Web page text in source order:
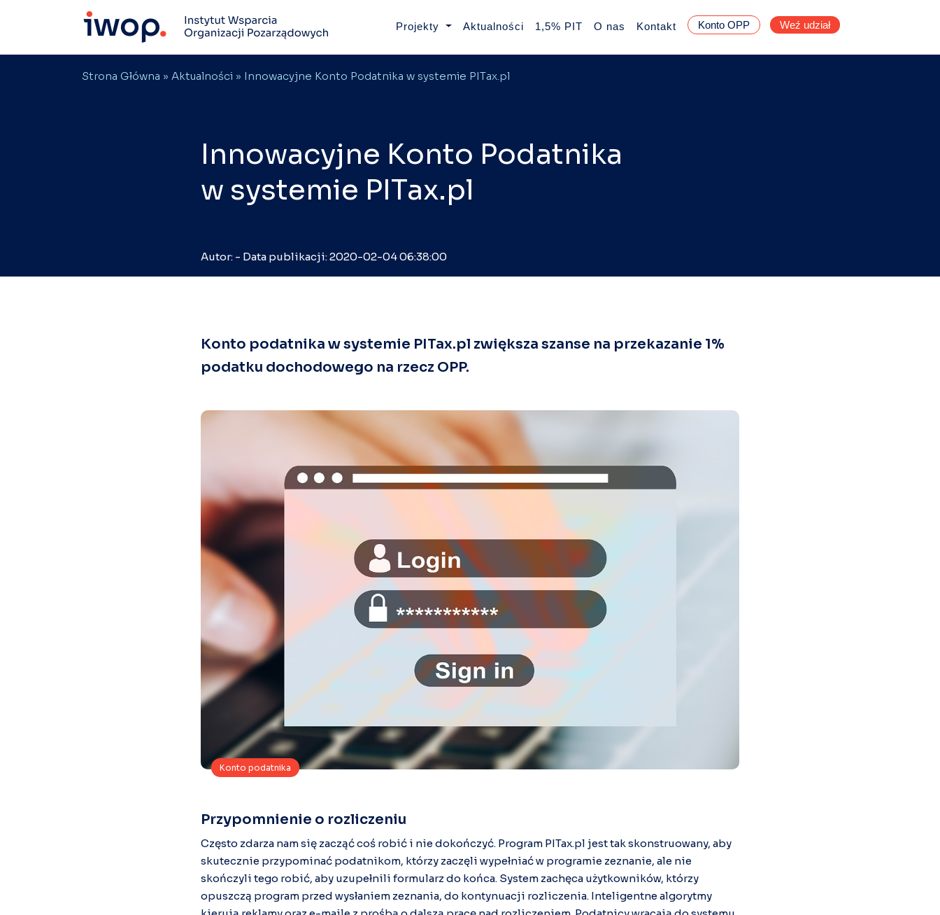
Projekty Aktualności 1,5% PIT O nas Kontakt Konto OPP Weź udział
Strona Główna » Aktualności » Innowacyjne Konto Podatnika w systemie PITax.pl
Innowacyjne Konto Podatnika
w systemie PITax.pl
Autor: - Data publikacji: 2020-02-04 06:38:00
Konto podatnika w systemie PITax.pl zwiększa szanse na przekazanie 1%
podatku dochodowego na rzecz OPP.
Konto podatnika
Przypomnienie o rozliczeniu
Często zdarza nam się zacząć coś robić i nie dokończyć. Program PITax.pl jest tak skonstruowany, aby
skutecznie przypominać podatnikom, którzy zaczęli wypełniać w programie zeznanie, ale nie
skończyli tego robić, aby uzupełnili formularz do końca. System zachęca użytkowników, którzy
opuszczą program przed wysłaniem zeznania, do kontynuacji rozliczenia. Inteligentne algorytmy